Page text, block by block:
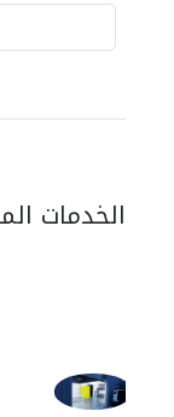
الخدمات